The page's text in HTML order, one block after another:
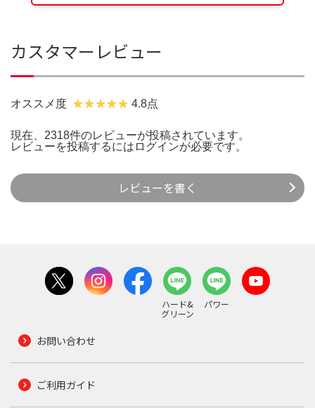
カスタマーレビュー
オススメ度 4.8点
現在、2318件のレビューが投稿されています。
レビューを投稿するには ログインが必要です。
レビューを書く
ハード&
グリーン
パワー
お問い合わせ
ご利用ガイド